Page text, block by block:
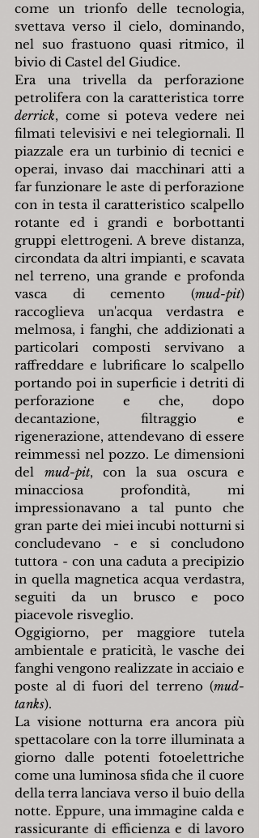
come un trionfo delle tecnologia,
svettava verso il cielo, dominando,
nel suo frastuono quasi ritmico, il
bivio di Castel del Giudice.
Era una trivella da perforazione
derrick, come si poteva vedere nei
filmati televisivi e nei telegiornali. Il
piazzale era un turbinio di tecnici e
operai, invaso dai macchinari atti a
far funzionare le aste di perforazione
con in testa il caratteristico scalpello
rotante ed i grandi e borbottanti
gruppi elettrogeni. A breve distanza,
circondata da altri impianti, e scavata
nel terreno, una grande e profonda
vasca di cemento (mud-pit)
raccoglieva un'acqua verdastra e
melmosa, i fanghi, che addizionati a
particolari composti servivano a
raffreddare e lubrificare lo scalpello
portando poi in superficie i detriti di
perforazione e che, dopo
decantazione, filtraggio e
rigenerazione, attendevano di essere
reimmessi nel pozzo. Le dimensioni
del mud-pit, con la sua oscura e
minacciosa profondità, mi
impressionavano a tal punto che
gran parte dei miei incubi notturni si
concludevano - e si concludono
tuttora - con una caduta a precipizio
in quella magnetica acqua verdastra,
seguiti da un brusco e poco
piacevole risveglio.
Oggigiorno, per maggiore tutela
ambientale e praticità, le vasche dei
fanghi vengono realizzate in acciaio e
poste al di fuori del terreno (mud-
tanks).
La visione notturna era ancora più
spettacolare con la torre illuminata a
giorno dalle potenti fotoelettriche
come una luminosa sfida che il cuore
della terra lanciava verso il buio della
notte. Eppure, una immagine calda e
rassicurante di efficienza e di lavoro